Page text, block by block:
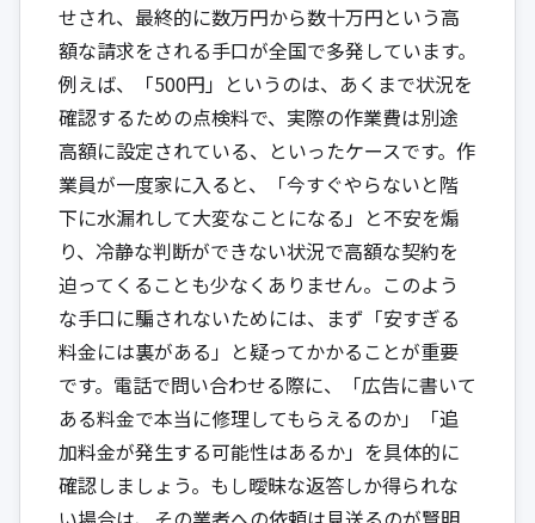
せされ、最終的に数万円から数十万円という高
額な請求をされる手口が全国で多発しています。
例えば、「500円」というのは、あくまで状況を
確認するための点検料で、実際の作業費は別途
高額に設定されている、といったケースです。作
業員が一度家に入ると、「今すぐやらないと階
下に水漏れして大変なことになる」と不安を煽
り、冷静な判断ができない状況で高額な契約を
迫ってくることも少なくありません。このよう
な手口に騙されないためには、まず「安すぎる
料金には裏がある」と疑ってかかることが重要
です。電話で問い合わせる際に、「広告に書いて
ある料金で本当に修理してもらえるのか」「追
加料金が発生する可能性はあるか」を具体的に
確認しましょう。もし曖昧な返答しか得られな